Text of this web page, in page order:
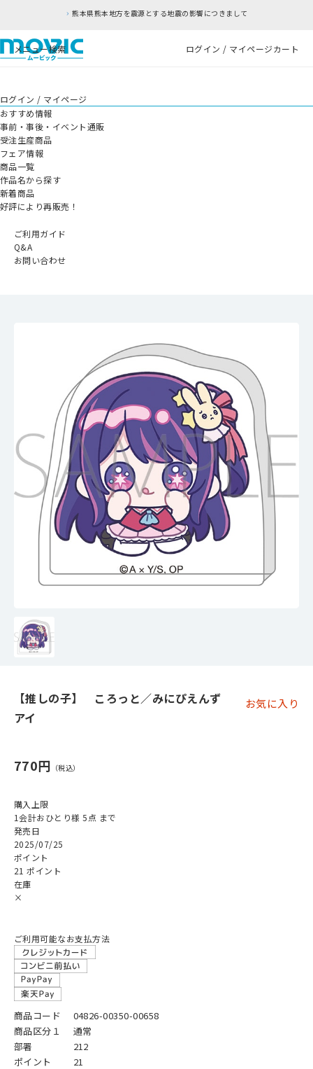
熊本地方を震源とする地震の影響につきまして
メニュー検索 ログイン / マイページカート
ログイン / マイページ
おすすめ情報
事前・事後・イベント通販
受注生産商品
フェア情報
商品一覧
作品名から探す
新着商品
好評により再販売！
ご利用ガイド
Q&A
お問い合わせ
【推しの子】 ころっと／みにぴえんず
アイ
お気に入り
770円
購入上限
1会計おひとり様 5点 まで
発売日
2025/07/25
ポイント
21 ポイント
在庫
×
ご利用可能なお支払方法
商品コード
04826-00350-00658
商品区分１
通常
部署
212
ポイント
21